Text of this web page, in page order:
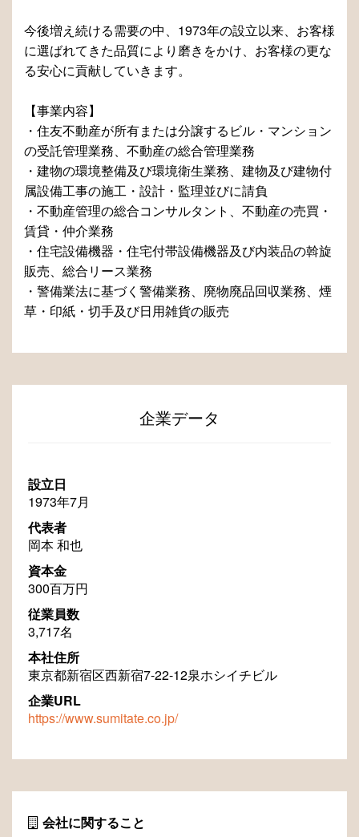
今後増え続ける需要の中、1973年の設立以来、お客様
に選ばれてきた品質により磨きをかけ、お客様の更な
る安心に貢献していきます。
【事業内容】
・住友不動産が所有または分譲するビル・マンション
の受託管理業務、不動産の総合管理業務
・建物の環境整備及び環境衛生業務、建物及び建物付
属設備工事の施工・設計・監理並びに請負
・不動産管理の総合コンサルタント、不動産の売買・
賃貸・仲介業務
・住宅設備機器・住宅付帯設備機器及び内装品の斡旋
販売、総合リース業務
・警備業法に基づく警備業務、廃物廃品回収業務、煙
草・印紙・切手及び日用雑貨の販売
企業データ
設立日
1973年7月
代表者
岡本 和也
資本金
300百万円
従業員数
3,717名
本社住所
東京都新宿区西新宿7-22-12泉ホシイチビル
企業URL
https://www.sumitate.co.jp/
会社に関すること